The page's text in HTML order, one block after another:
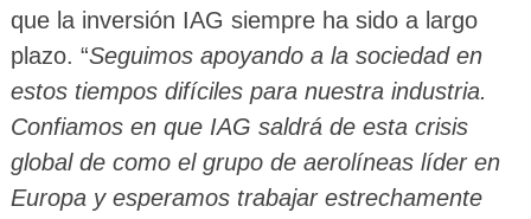
que la inversión IAG siempre ha sido a largo
plazo. “Seguimos apoyando a la sociedad en
estos tiempos difíciles para nuestra industria.
Confiamos en que IAG saldrá de esta crisis
global de como el grupo de aerolíneas líder en
Europa y esperamos trabajar estrechamente